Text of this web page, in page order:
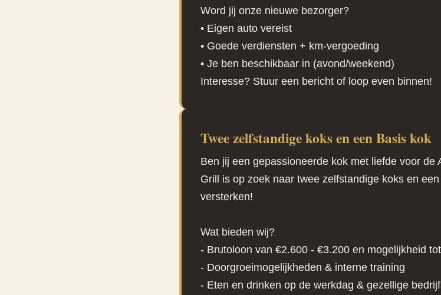
Word jij onze nieuwe bezorger?
• Eigen auto vereist
• Goede verdiensten + km-vergoeding
• Je ben beschikbaar in (avond/weekend)
Interesse? Stuur een bericht of loop even binnen!
Twee zelfstandige koks en een Basis kok
Ben jij een gepassioneerde kok met liefde voor de
Grill is op zoek naar twee zelfstandige koks en
versterken!
Wat bieden wij?
- Brutoloon van €2.600 - €3.200 en mogelijkheid
- Doorgroeimogelijkheden & interne training
- Eten en drinken op de werkdag & gezellige